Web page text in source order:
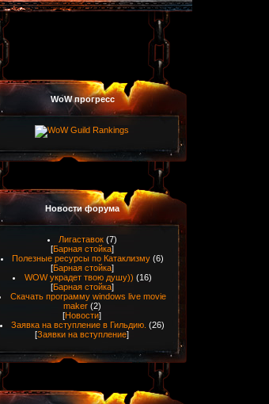
WoW прогресс
Новости форума
Лигаставок (7)
[Барная стойка]
Полезные ресурсы по Катаклизму (6)
[Барная стойка]
WOW украдет твою душу)) (16)
[Барная стойка]
Скачать программу windows live movie
maker (2)
[Новости]
Заявка на вступление в Гильдию. (26)
[Заявки на вступление]